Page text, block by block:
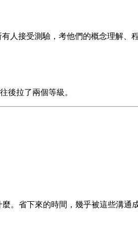
接受測驗，考他們的概念理解、
後拉了兩個等級。
。省下來的時間，幾乎被這些溝通成